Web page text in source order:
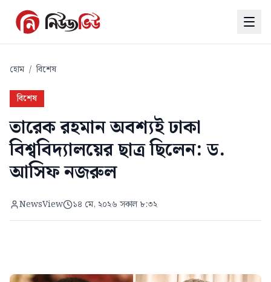
হোম / বিশেষ
বিশেষ
তারেক রহমান অবশ্যই ঢাকা
বিশ্ববিদ্যালয়ের ছাত্র ছিলেন: ড.
আসিফ নজরুল
NewsView ১৪ মে, ২০২৬ সকাল ৮:৩২